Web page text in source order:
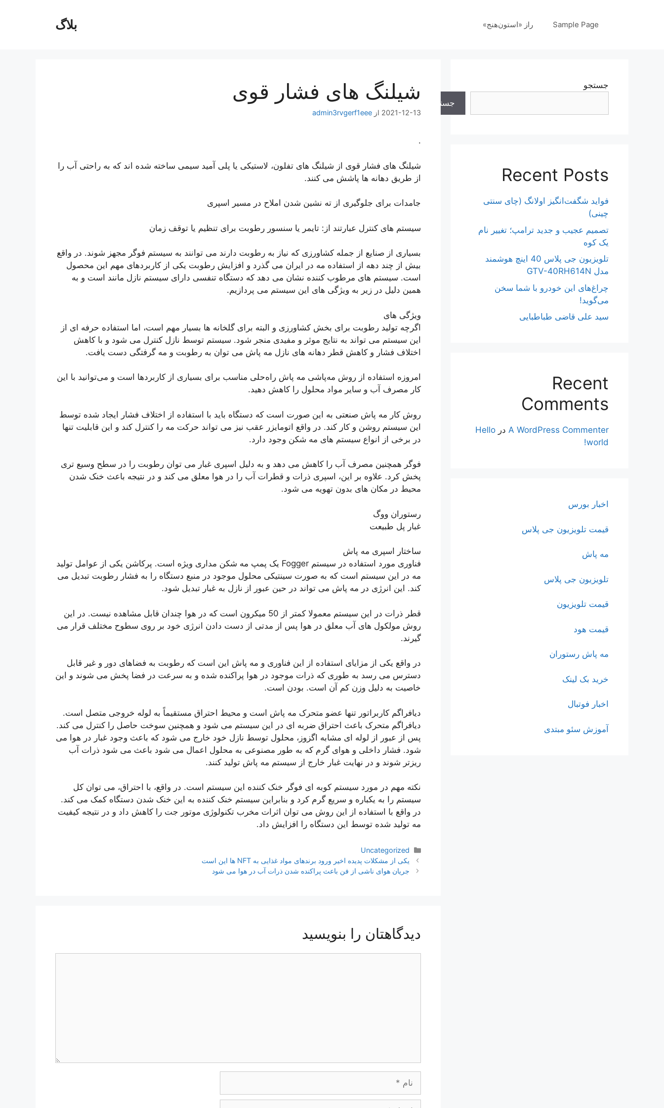
بلاگ Sample Page راز «استون‌هنج»
شیلنگ های فشار قوی
2021-12-13 از admin3rvgerf1eee
.
شیلنگ های فشار قوی از شیلنگ های تفلون، لاستیکی یا پلی آمید سیمی ساخته شده اند که به راحتی آب را
از طریق دهانه ها پاشش می کنند.
جامدات برای جلوگیری از ته نشین شدن املاح در مسیر اسپری
سیستم های کنترل عبارتند از: تایمر یا سنسور رطوبت برای تنظیم یا توقف زمان
بسیاری از صنایع از جمله کشاورزی که نیاز به رطوبت دارند می توانند به سیستم فوگر مجهز شوند. در واقع
بیش از چند دهه از استفاده مه در ایران می گذرد و افزایش رطوبت یکی از کاربردهای مهم این محصول
است. سیستم های مرطوب کننده نشان می دهد که دستگاه تنفسی دارای سیستم نازل مانند است و به
همین دلیل در زیر به ویژگی های این سیستم می پردازیم.
ویژگی های
اگرچه تولید رطوبت برای بخش کشاورزی و البته برای گلخانه ها بسیار مهم است، اما استفاده حرفه ای از
این سیستم می تواند به نتایج موثر و مفیدی منجر شود. سیستم توسط نازل کنترل می شود و با کاهش
اختلاف فشار و کاهش قطر دهانه های نازل مه پاش می توان به رطوبت و مه گرفتگی دست یافت.
امروزه استفاده از روش مه‌پاشی مه پاش راه‌حلی مناسب برای بسیاری از کاربردها است و می‌توانید با این
کار مصرف آب و سایر مواد محلول را کاهش دهید.
روش کار مه پاش صنعتی به این صورت است که دستگاه باید با استفاده از اختلاف فشار ایجاد شده توسط
این سیستم روشن و کار کند. در واقع اتومایزر عقب نیز می تواند حرکت مه را کنترل کند و این قابلیت تنها
در برخی از انواع سیستم های مه شکن وجود دارد.
فوگر همچنین مصرف آب را کاهش می دهد و به دلیل اسپری غبار می توان رطوبت را در سطح وسیع تری
پخش کرد. علاوه بر این، اسپری ذرات و قطرات آب را در هوا معلق می کند و در نتیجه باعث خنک شدن
محیط در مکان های بدون تهویه می شود.
رستوران ووگ
غبار پل طبیعت
ساختار اسپری مه پاش
فناوری مورد استفاده در سیستم Fogger یک پمپ مه شکن مداری ویژه است. پرکاشن یکی از عوامل تولید
مه در این سیستم است که به صورت سینتیکی محلول موجود در منبع دستگاه را به فشار رطوبت تبدیل می
کند. این انرژی در مه پاش می تواند در حین عبور از نازل به غبار تبدیل شود.
قطر ذرات در این سیستم معمولا کمتر از 50 میکرون است که در هوا چندان قابل مشاهده نیست. در این
روش مولکول های آب معلق در هوا پس از مدتی از دست دادن انرژی خود بر روی سطوح مختلف قرار می
گیرند.
در واقع یکی از مزایای استفاده از این فناوری و مه پاش این است که رطوبت به فضاهای دور و غیر قابل
دسترس می رسد به طوری که ذرات موجود در هوا پراکنده شده و به سرعت در فضا پخش می شوند و این
خاصیت به دلیل وزن کم آن است. بودن است.
دیافراگم کاربراتور تنها عضو متحرک مه پاش است و محیط احتراق مستقیماً به لوله خروجی متصل است.
دیافراگم متحرک باعث احتراق ضربه ای در این سیستم می شود و همچنین سوخت حاصل را کنترل می کند.
پس از عبور از لوله ای مشابه اگزوز، محلول توسط نازل خود خارج می شود که باعث وجود غبار در هوا می
شود. فشار داخلی و هوای گرم که به طور مصنوعی به محلول اعمال می شود باعث می شود ذرات آب
ریزتر شوند و در نهایت غبار خارج از سیستم مه پاش تولید کنند.
نکته مهم در مورد سیستم کوبه ای فوگر خنک کننده این سیستم است. در واقع، با احتراق، می توان کل
سیستم را به یکباره و سریع گرم کرد و بنابراین سیستم خنک کننده به این خنک شدن دستگاه کمک می کند.
در واقع با استفاده از این روش می توان اثرات مخرب تکنولوژی موتور جت را کاهش داد و در نتیجه کیفیت
مه تولید شده توسط این دستگاه را افزایش داد.
دسته‌ها
Uncategorized
ناوبری
نوشته‌ها
یکی از مشکلات پدیده اخیر ورود برندهای مواد غذایی به NFT ها این است
جریان هوای ناشی از فن باعث پراکنده شدن ذرات آب در هوا می شود
دیدگاهتان را بنویسید
ایمیل
جستجو
جستجو
Recent Posts
فواید شگفت‌انگیز اولانگ (چای سنتی
چینی)
تصمیم عجیب و جدید ترامپ؛ تغییر نام
یک کوه
تلویزیون جی پلاس 40 اینچ هوشمند
مدل GTV-40RH614N
چراغ‌های این خودرو با شما سخن
می‌گوید!
سید علی قاضی طباطبایی
Recent
Comments
A WordPress Commenter در Hello
world!
اخبار بورس
قیمت تلویزیون جی پلاس
مه پاش
تلویزیون جی پلاس
قیمت تلویزیون
قیمت هود
مه پاش رستوران
خرید بک لینک
اخبار فوتبال
آموزش سئو مبتدی